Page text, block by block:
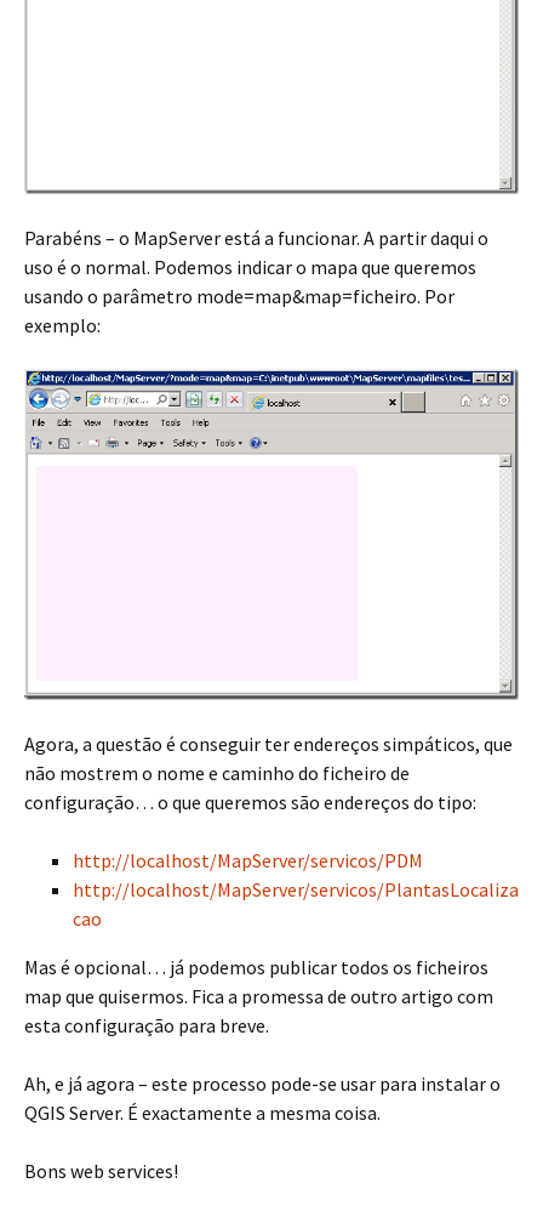
Parabéns – o MapServer está a funcionar. A partir daqui o
uso é o normal. Podemos indicar o mapa que queremos
usando o parâmetro mode=map&map=ficheiro. Por
exemplo:
Agora, a questão é conseguir ter endereços simpáticos, que
não mostrem o nome e caminho do ficheiro de
configuração… o que queremos são endereços do tipo:
http://localhost/MapServer/servicos/PDM
http://localhost/MapServer/servicos/PlantasLocaliza
cao
Mas é opcional… já podemos publicar todos os ficheiros
map que quisermos. Fica a promessa de outro artigo com
esta configuração para breve.
Ah, e já agora – este processo pode-se usar para instalar o
QGIS Server. É exactamente a mesma coisa.
Bons web services!